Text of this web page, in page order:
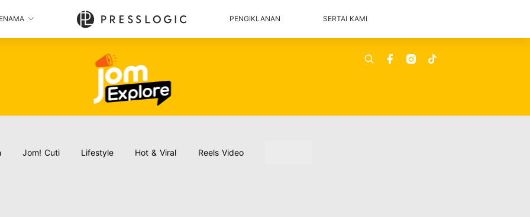
PENGIKLANAN SERTAI KAMI
Jom! Cuti Lifestyle Hot & Viral Reels Video